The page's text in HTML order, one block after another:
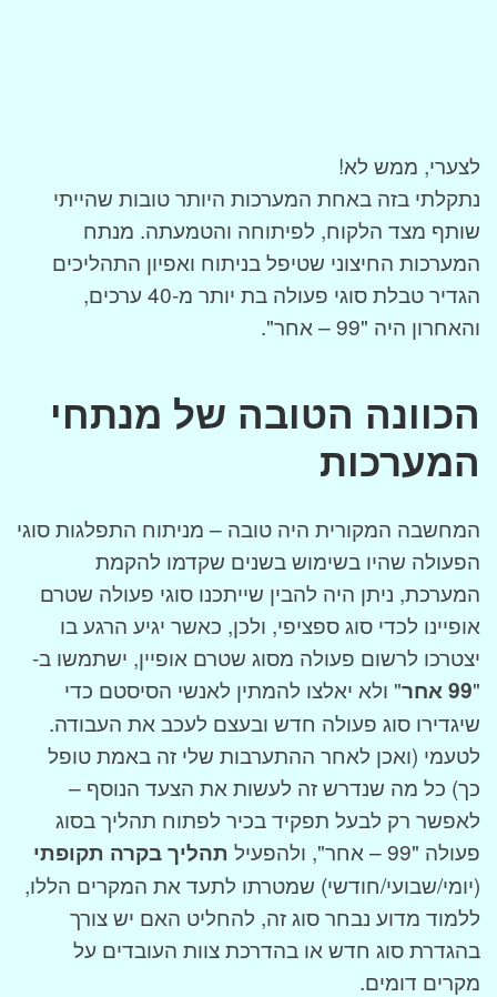
לצערי, ממש לא!
נתקלתי בזה באחת המערכות היותר טובות שהייתי
שותף מצד הלקוח, לפיתוחה והטמעתה. מנתח
המערכות החיצוני שטיפל בניתוח ואפיון התהליכים
הגדיר טבלת סוגי פעולה בת יותר מ-40 ערכים,
והאחרון היה "99 – אחר".
הכוונה הטובה של מנתחי
המערכות
המחשבה המקורית היה טובה – מניתוח התפלגות סוגי
הפעולה שהיו בשימוש בשנים שקדמו להקמת
המערכת, ניתן היה להבין שייתכנו סוגי פעולה שטרם
אופיינו לכדי סוג ספציפי, ולכן, כאשר יגיע הרגע בו
יצטרכו לרשום פעולה מסוג שטרם אופיין, ישתמשו ב-
"99 אחר
" ולא יאלצו להמתין לאנשי הסיסטם כדי
שיגדירו סוג פעולה חדש ובעצם לעכב את העבודה.
לטעמי (ואכן לאחר ההתערבות שלי זה באמת טופל
כך) כל מה שנדרש זה לעשות את הצעד הנוסף –
לאפשר רק לבעל תפקיד בכיר לפתוח תהליך בסוג
פעולה "99 – אחר", ולהפעיל
תהליך בקרה תקופתי
(יומי/שבועי/חודשי) שמטרתו לתעד את המקרים הללו,
ללמוד מדוע נבחר סוג זה, להחליט האם יש צורך
בהגדרת סוג חדש או בהדרכת צוות העובדים על
מקרים דומים.